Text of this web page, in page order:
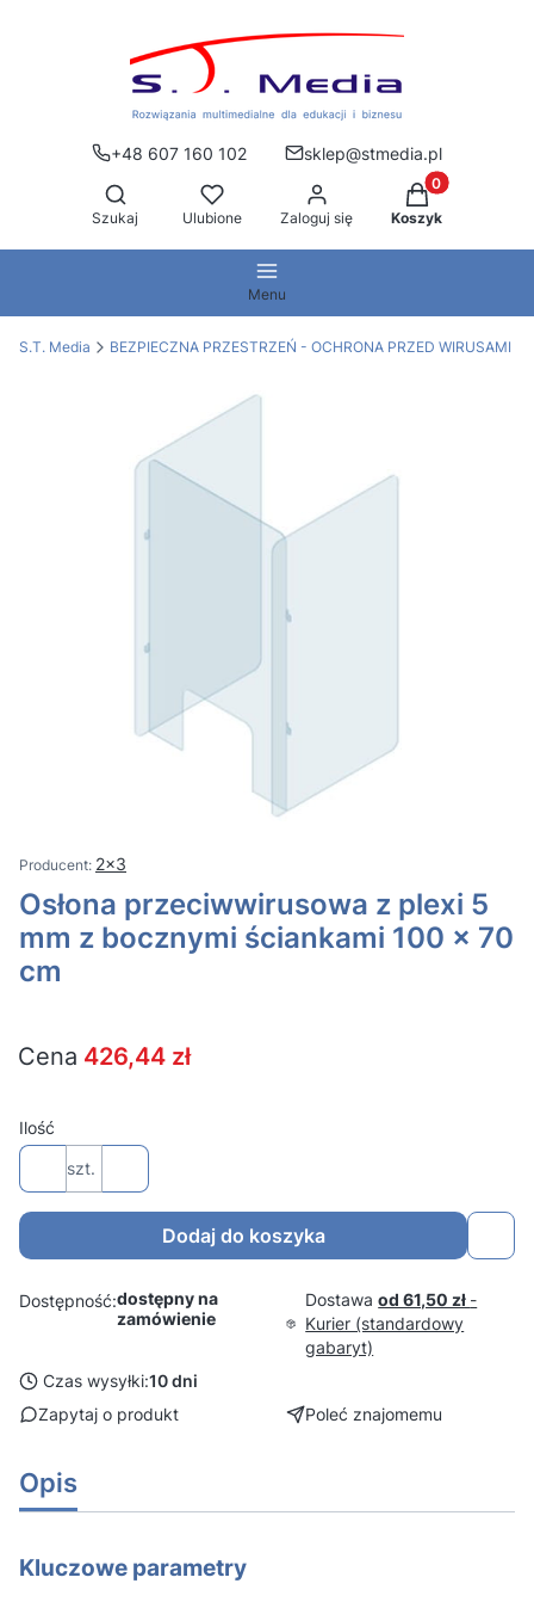
+48 607 160 102
sklep@stmedia.pl
Otwórz wyszukiwarkę
Szukaj Ulubione Zaloguj się
Produkty w
Koszyk
Menu
S.T. Media BEZPIECZNA PRZESTRZEŃ - OCHRONA PRZED WIRUSAMI
2x3
Osłona przeciwwirusowa z plexi 5
mm z bocznymi ściankami 100 x 70
cm
Cena 426,44 zł
Ilość
szt.
Dodaj do koszyka
Dostępność:dostępny na
zamówienie
Dostawaod 61,50 zł -
Kurier (standardowy
gabaryt)
Czas wysyłki:10 dni
Zapytaj o produkt
Poleć znajomemu
Opis
Kluczowe parametry